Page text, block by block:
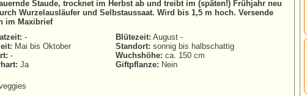
Staude, trocknet im Herbst ab und treibt im (späten!) Frühjahr neu
Wurzelausläufer und Selbstaussaat. Wird bis 1,5 m hoch. Versende
im Maxibrief
- Blütezeit: August -
Mai bis Oktober Standort: sonnig bis halbschattig
- Wuchshöhe: ca. 150 cm
Ja Giftpflanze: Nein